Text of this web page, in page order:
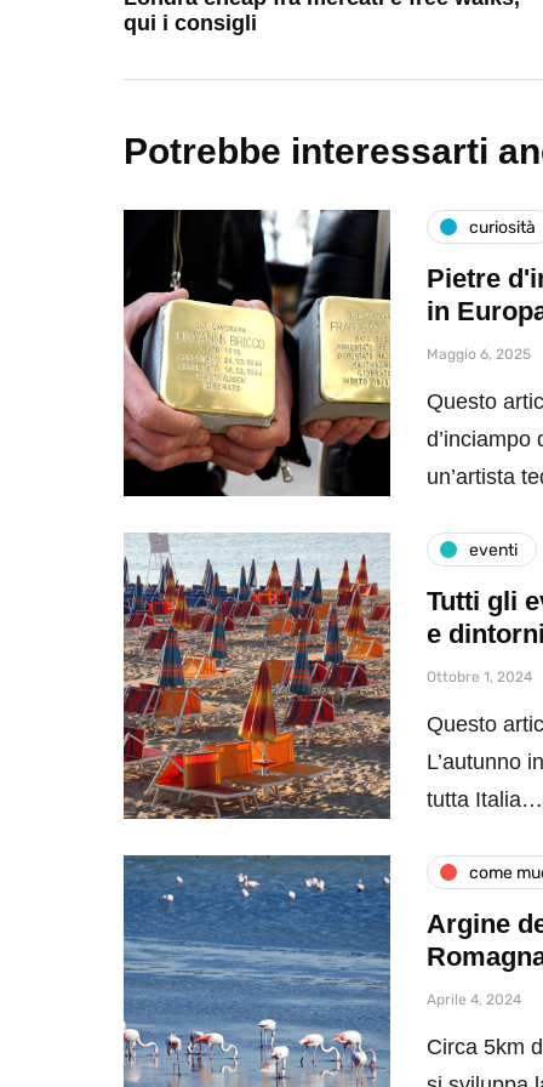
qui i consigli
Potrebbe interessarti
curiosità
Pietre
in
Maggio 6, 2025
Questo
d’inciampo
un’artista
eventi
Tutti gli
e dintorni
Ottobre 1, 2024
Questo
L’autunno
tutta Italia…
come
Argine
Aprile 4, 2024
Circa 5km